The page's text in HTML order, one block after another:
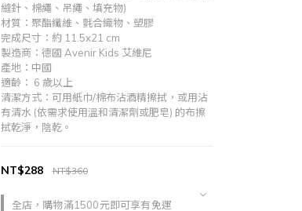
縫針、棉繩、吊繩、填充物)
材質：聚酯纖維、氈合織物、塑膠
完成尺寸：約 11.5x21 cm
製造商：德國 Avenir Kids 艾維尼
產地：中國
適齡： 6 歲以上
清潔方式：可用紙巾/棉布沾酒精擦拭，或用沾
有清水 (依需求使用溫和清潔劑或肥皂) 的布擦
拭乾淨，陰乾。
全店，購物滿1500元即可享有免運
NT$360
NT$288